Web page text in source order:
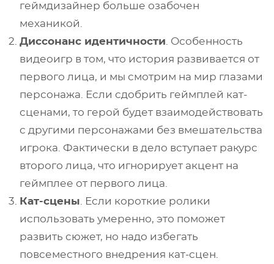
геймдизайнер больше озабочен
механикой.
Диссонанс идентичности . Особенность
видеоигр в том, что история развивается от
первого лица, и мы смотрим на мир глазами
персонажа. Если сдобрить геймплей кат-
сценами, то герой будет взаимодействовать
с другими персонажами без вмешательства
игрока. Фактически в дело вступает ракурс
второго лица, что игнорирует акцент на
геймплее от первого лица.
Кат-сцены . Если короткие ролики
использовать умеренно, это поможет
развить сюжет, но надо избегать
повсеместного внедрения кат-сцен.